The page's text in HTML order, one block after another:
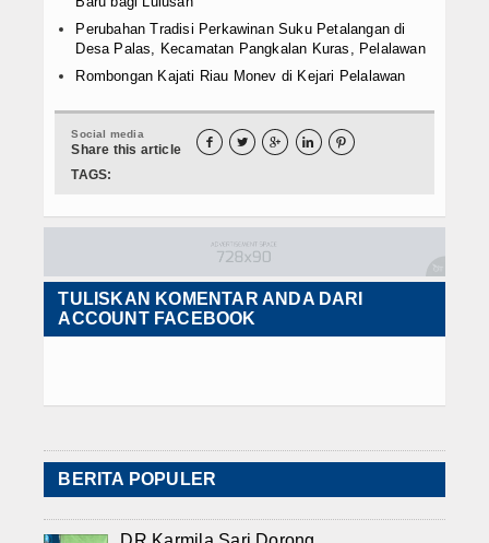
Perubahan Tradisi Perkawinan Suku Petalangan di
Desa Palas, Kecamatan Pangkalan Kuras, Pelalawan
Rombongan Kajati Riau Monev di Kejari Pelalawan
Social media
Share this article     
TAGS:
TULISKAN KOMENTAR ANDA DARI
ACCOUNT FACEBOOK
BERITA POPULER